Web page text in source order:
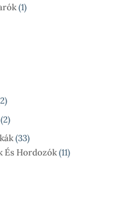
11
22
Termék
22
Termék
3333
Termék
És Hordozók 1111